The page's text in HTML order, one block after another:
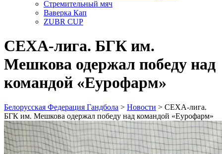
Стремительный мяч
Ваверка Кап
ZUBR CUP
СЕХА-лига. БГК им.
Мешкова одержал победу над
командой «Еурофарм»
Белорусская Федерация Гандбола > Новости > СЕХА-лига.
БГК им. Мешкова одержал победу над командой «Еурофарм»